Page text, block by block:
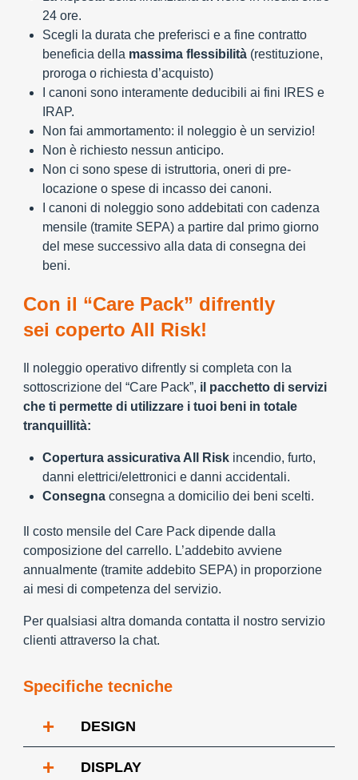
24 ore.
Scegli la durata che preferisci e a fine contratto
beneficia della massima flessibilità (restituzione,
proroga o richiesta d’acquisto)
I canoni sono interamente deducibili ai fini IRES e
IRAP.
Non fai ammortamento: il noleggio è un servizio!
Non è richiesto nessun anticipo.
Non ci sono spese di istruttoria, oneri di pre-
locazione o spese di incasso dei canoni.
I canoni di noleggio sono addebitati con cadenza
mensile (tramite SEPA) a partire dal primo giorno
del mese successivo alla data di consegna dei
beni.
Con il “Care Pack” difrently
sei coperto All Risk!
Il noleggio operativo difrently si completa con la
sottoscrizione del “Care Pack”, il pacchetto di servizi
che ti permette di utilizzare i tuoi beni in totale
tranquillità:
Copertura assicurativa All Risk incendio, furto,
danni elettrici/elettronici e danni accidentali.
Consegna consegna a domicilio dei beni scelti.
Il costo mensile del Care Pack dipende dalla
composizione del carrello. L’addebito avviene
annualmente (tramite addebito SEPA) in proporzione
ai mesi di competenza del servizio.
Per qualsiasi altra domanda contatta il nostro servizio
clienti attraverso la chat.
Specifiche tecniche
+ DESIGN
+ DISPLAY